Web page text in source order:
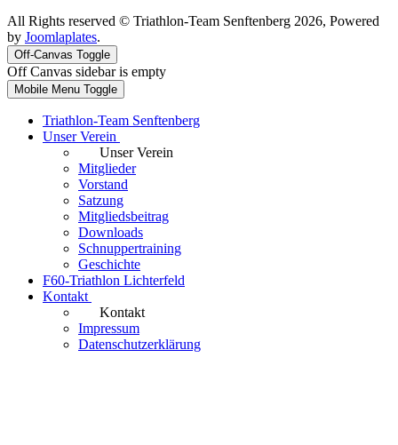
All Rights reserved © Triathlon-Team Senftenberg 2026, Powered
by Joomlaplates.
Off-Canvas Toggle
Off Canvas sidebar is empty
Mobile Menu Toggle
Triathlon-Team Senftenberg
Unser Verein
Unser Verein
Mitglieder
Vorstand
Satzung
Mitgliedsbeitrag
Downloads
Schnuppertraining
Geschichte
F60-Triathlon Lichterfeld
Kontakt
Kontakt
Impressum
Datenschutzerklärung